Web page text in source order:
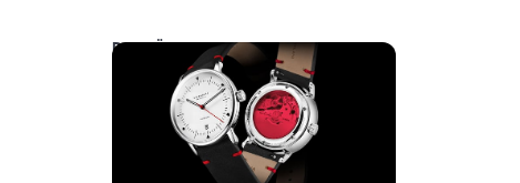
DAS KÖNNTE SIE AUCH INTERESSIEREN: